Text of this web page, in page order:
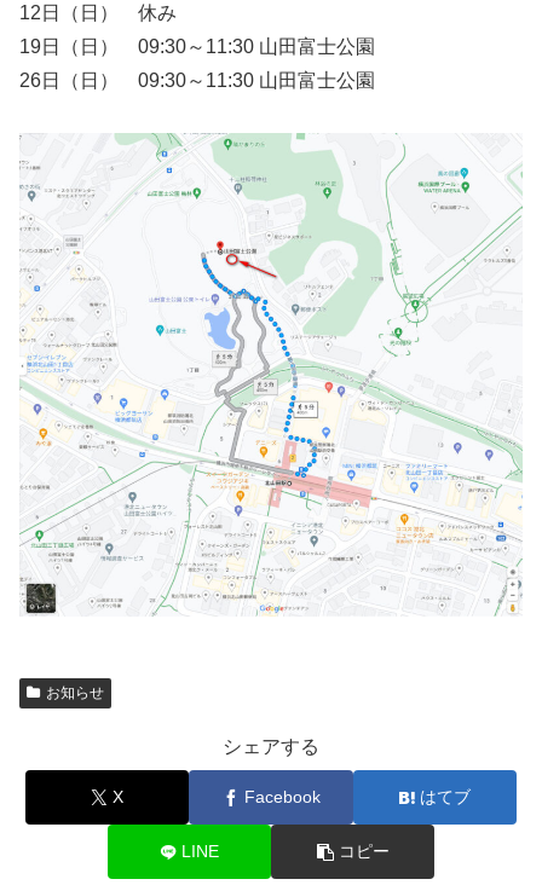
12日（日） 休み
19日（日） 09:30～11:30 山田富士公園
26日（日） 09:30～11:30 山田富士公園
お知らせ
シェアする
X Facebook はてブ
LINE コピー